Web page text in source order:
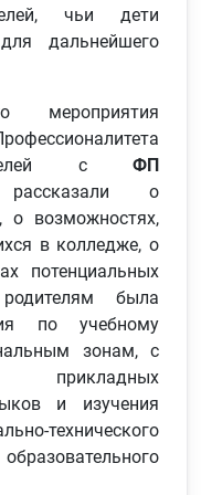
чьи дети
дальнейшего
с ФП
о
о возможностях,
в колледже, о
потенциальных
была
по учебному
зонам, с
прикладных
и изучения
технического